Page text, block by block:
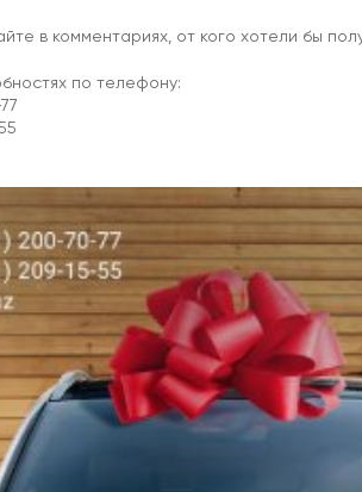
в комментариях, от кого хотели бы
по телефону: